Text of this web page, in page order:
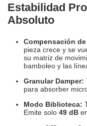
Estabilidad
Absoluto
Compensación
pieza crece y se
su matriz de
bamboleo y las
Granular Damper:
para absorber
Modo Biblioteca:
Emite solo 49 dB